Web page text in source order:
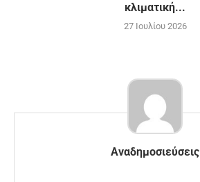
κλιματική...
27 Ιουλίου 2026
Αναδημοσιεύσεις